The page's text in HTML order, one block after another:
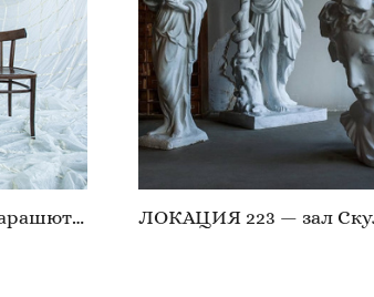
ЛОКАЦИЯ 223 — зал Парашюты